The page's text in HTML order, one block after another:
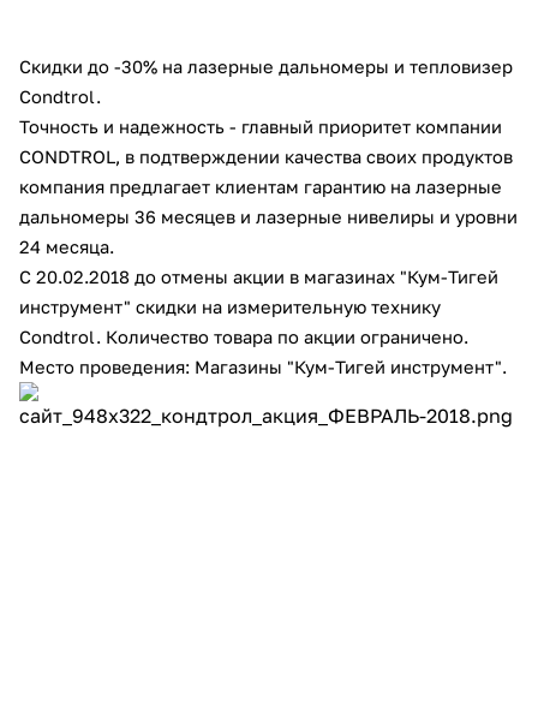
Скидки до -30% на лазерные дальномеры и тепловизер
Condtrol.
Точность и надежность - главный приоритет компании
CONDTROL, в подтверждении качества своих продуктов
компания предлагает клиентам гарантию на лазерные
дальномеры 36 месяцев и лазерные нивелиры и уровни
24 месяца.
С 20.02.2018 до отмены акции в магазинах "Кум-Тигей
инструмент" скидки на измерительную технику
Condtrol. Количество товара по акции ограничено.
Место проведения: Магазины "Кум-Тигей инструмент".
Добавляйте товары
в корзину
Оплачивайте сегодня только
25
% картой любого банка
Получайте товар